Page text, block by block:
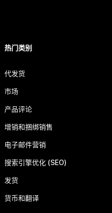
热门类别
代发货
市场
产品评论
增销和捆绑销售
电子邮件营销
搜索引擎优化 (SEO)
发货
货币和翻译